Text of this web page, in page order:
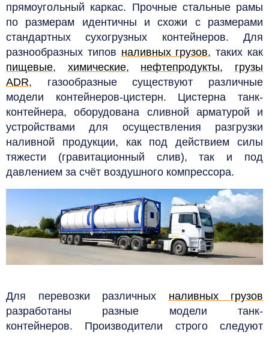
прямоугольный каркас. Прочные стальные рамы
по размерам идентичны и схожи с размерами
стандартных сухогрузных контейнеров. Для
разнообразных типов наливных грузов, таких как
пищевые, химические, нефтепродукты, грузы
ADR, газообразные существуют различные
модели контейнеров-цистерн. Цистерна танк-
контейнера, оборудована сливной арматурой и
устройствами для осуществления разгрузки
наливной продукции, как под действием силы
тяжести (гравитационный слив), так и под
давлением за счёт воздушного компрессора.
Для перевозки различных наливных грузов
разработаны разные модели танк-
контейнеров. Производители строго следуют